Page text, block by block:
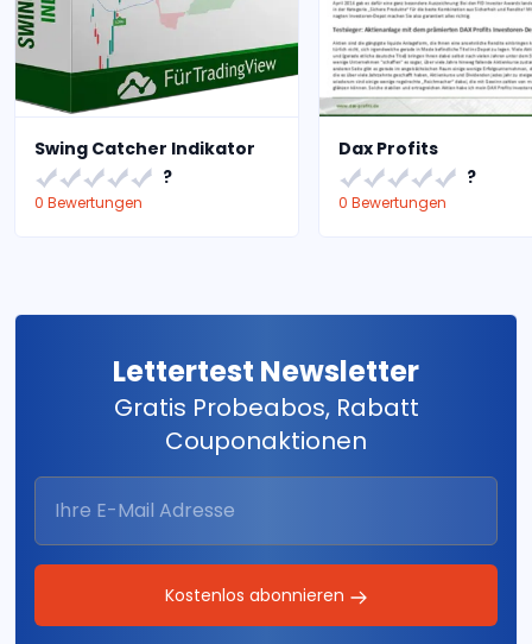
Swing Catcher Indikator
?
0 Bewertungen
Dax Profits
?
0 Bewertungen
Lettertest Newsletter
Gratis Probeabos, Rabatt
Couponaktionen
Kostenlos abonnieren